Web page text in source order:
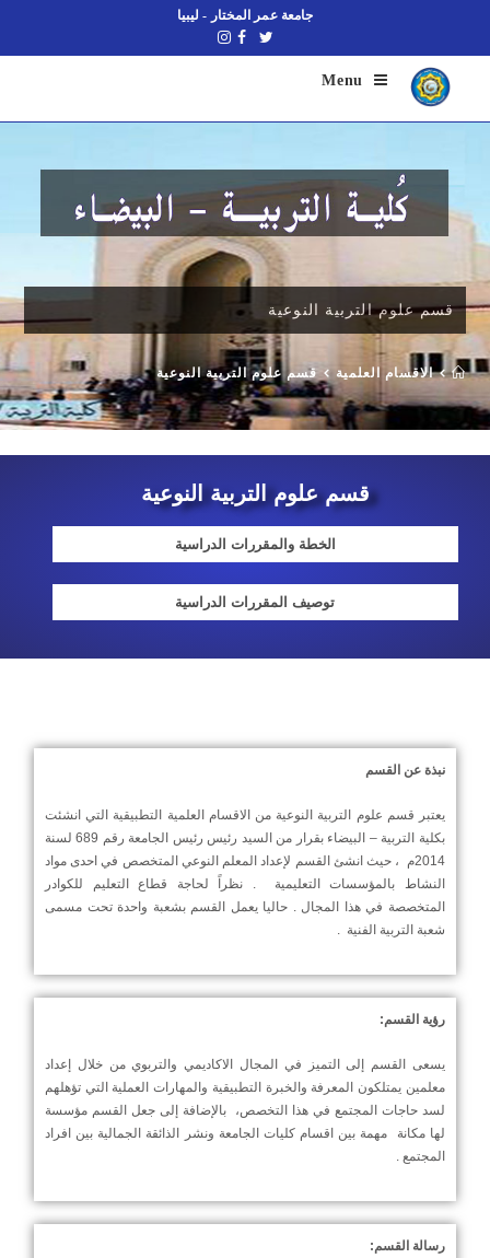
جامعة عمر المختار - ليبيا
Menu
قسم علوم التربية النوعية
الاقسام العلمية قسم علوم التربية النوعية
قسم علوم التربية النوعية
الخطة والمقررات الدراسية
توصيف المقررات الدراسية
نبذة عن القسم
يعتبر قسم علوم التربية النوعية من الاقسام العلمية التطبيقية التي انشئت
بكلية التربية – البيضاء بقرار من السيد رئيس رئيس الجامعة رقم 689 لسنة
2014م ، حيث انشئ القسم لإعداد المعلم النوعي المتخصص في احدى مواد
النشاط بالمؤسسات التعليمية . نظراً لحاجة قطاع التعليم للكوادر
المتخصصة في هذا المجال . حاليا يعمل القسم بشعبة واحدة تحت مسمى
شعبة التربية الفنية .
رؤية القسم:
يسعى القسم إلى التميز في المجال الاكاديمي والتربوي من خلال إعداد
معلمين يمتلكون المعرفة والخبرة التطبيقية والمهارات العملية التي تؤهلهم
لسد حاجات المجتمع في هذا التخصص، بالإضافة إلى جعل القسم مؤسسة
لها مكانة مهمة بين اقسام كليات الجامعة ونشر الذائقة الجمالية بين افراد
المجتمع .
رسالة القسم: